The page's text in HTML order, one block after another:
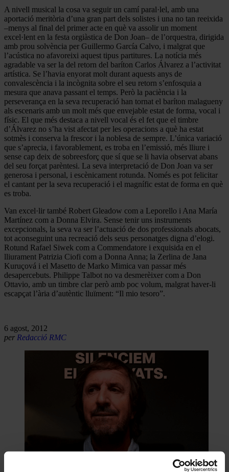
A nivell musical la cosa va seguir un camí paral·lel, amb una
aportació meritòria d’una gran part dels solistes i una no tan reeixida
–menys al final del primer acte en què va assolir un moment
excel·lent en la festa orgiàstica de Don Joan– de l’orquestra, dirigida
amb prou solvència per Guillermo García Calvo, i malgrat que
l’acústica no afavoreixi aquest tipus partitures. La notícia més
agradable va ser la del retorn del baríton Carlos Álvarez a l’activitat
artística. Se l’havia enyorat molt durant aquests anys de
convalescència i la incògnita sobre el seu retorn s’enfosquia a
mesura que anava passant el temps. Però la paciència i la
perseverança en la seva recuperació han tornat el baríton malagueny
als escenaris amb un molt més que envejable estat de forma, vocal i
físic. El que més destaca a nivell vocal és el fet que el timbre
d’Álvarez no s’ha vist afectat per les operacions a què ha estat
sotmès i conserva la frescor i la noblesa de sempre. L’única variació
que s’aprecia, i favorablement, es troba en l’emissió, més lliure i
sense cap deix de sobreesforç que sí que se li havia observat abans
del seu forçat parèntesi. La seva interpretació de Don Joan va ser
generosa i personal, i escènicament rotunda. Només es pot felicitar
el cantant per la seva recuperació i el magnífic estat de forma en què
es troba.
Van excel·lir també Robert Gleadow com a Leporello i Ana María
Martínez com a Donna Elvira. Sense tenir uns instruments
excepcionals, la seva va ser l’actuació de dos professionals abocats,
tot aconseguint una recreació dels seus personatges digna d’elogi.
Rotund Rafael Siwek com a Commendatore i exquisida en el
lliurament Patrizia Ciofi com a Donna Anna; la Zerlina de Jana
Kuruçová i el Masetto de Marko Mimica van passar més
desapercebuts. Philippe Talbot no va desmerèixer com a Don
Ottavio, amb un timbre clar però amb poc volum, malgrat haver-li
escapçat l’ària d’autèntic lluïment: “Il mio tesoro”.
6 agost, 2012
per Redacció RMC